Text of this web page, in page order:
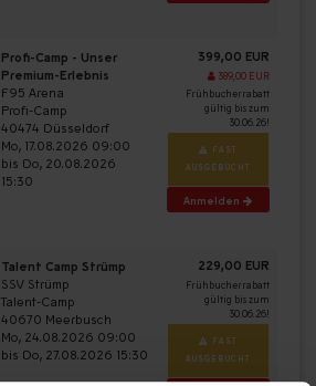
Profi-Camp - Unser
Premium-Erlebnis
F95 Arena
Profi-Camp
40474 Düsseldorf
Mo, 17.08.2026 09:00
bis Do, 20.08.2026
15:30
399,00 EUR
389,00 EUR
Frühbucherrabatt
gültig bis zum
30.06.26!
FAST
AUSGEBUCHT
Anmelden
Talent Camp Strümp
SSV Strümp
Talent-Camp
40670 Meerbusch
Mo, 24.08.2026 09:00
bis Do, 27.08.2026 15:30
229,00 EUR
Frühbucherrabatt
gültig bis zum
30.06.26!
FAST
AUSGEBUCHT